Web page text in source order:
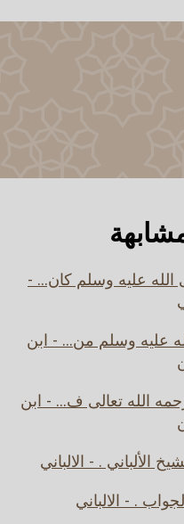
عليه وسلم كان... -
عليه وسلم من... - ابن
الله تعالى ف... - ابن
الألباني . - الالباني
. - الالباني